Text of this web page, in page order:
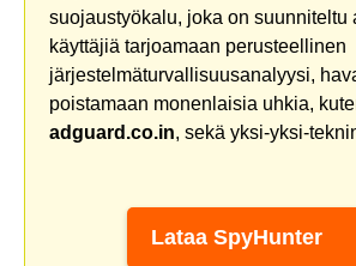
suojaustyökalu, joka on suunniteltu
käyttäjiä tarjoamaan perusteellinen
järjestelmäturvallisuusanalyysi,
poistamaan monenlaisia uhkia,
adguard.co.in, sekä yksi-yksi-
Lataa SpyHunter